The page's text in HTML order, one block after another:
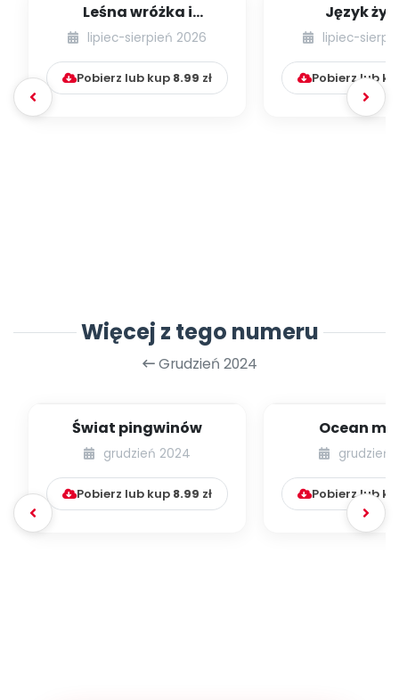
Leśna wróżka i
przyjaciele
lipiec-sierpień 2026
Pobierz lub kup 8.99 zł
Język
lipiec-
Pobierz lub
Więcej z tego numeru
Grudzień 2024
Świat pingwinów
grudzień 2024
Pobierz lub kup 8.99 zł
Ocean
grudzień
Pobierz lub